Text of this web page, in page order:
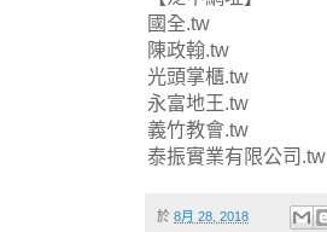
國全.tw
陳政翰.tw
光頭掌櫃.tw
永富地王.tw
義竹教會.tw
泰振實業有限公司.tw
於 8月 28, 2018